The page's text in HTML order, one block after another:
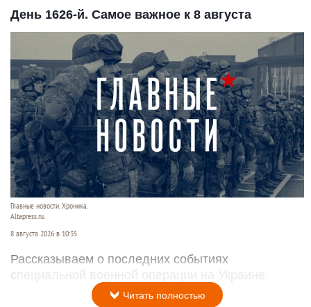
День 1626-й. Самое важное к 8 августа
Главные новости. Хроника.
Altapress.ru.
8 августа 2026 в 10:35
Рассказываем о последних событиях
специальной военной операции на Украине.
Читать полностью